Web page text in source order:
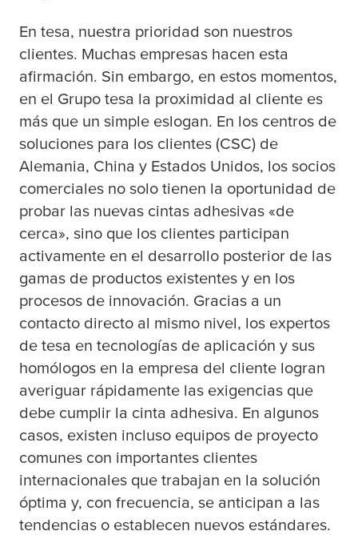
En tesa, nuestra prioridad son nuestros
clientes. Muchas empresas hacen esta
afirmación. Sin embargo, en estos momentos,
en el Grupo tesa la proximidad al cliente es
más que un simple eslogan. En los centros de
soluciones para los clientes (CSC) de
Alemania, China y Estados Unidos, los socios
comerciales no solo tienen la oportunidad de
probar las nuevas cintas adhesivas «de
cerca», sino que los clientes participan
activamente en el desarrollo posterior de las
gamas de productos existentes y en los
procesos de innovación. Gracias a un
contacto directo al mismo nivel, los expertos
de tesa en tecnologías de aplicación y sus
homólogos en la empresa del cliente logran
averiguar rápidamente las exigencias que
debe cumplir la cinta adhesiva. En algunos
casos, existen incluso equipos de proyecto
comunes con importantes clientes
internacionales que trabajan en la solución
óptima y, con frecuencia, se anticipan a las
tendencias o establecen nuevos estándares.